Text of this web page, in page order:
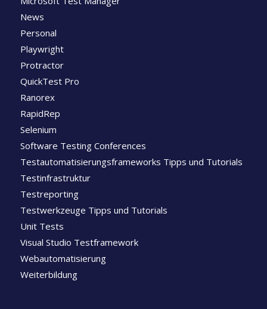
News
Personal
Playwright
Protractor
QuickTest Pro
Ranorex
RapidRep
Selenium
Software Testing Conferences
Testautomatisierungsframeworks Tipps und Tutorials
Testinfrastruktur
Testreporting
Testwerkzeuge Tipps und Tutorials
Unit Tests
Visual Studio Testframework
Webautomatisierung
Weiterbildung